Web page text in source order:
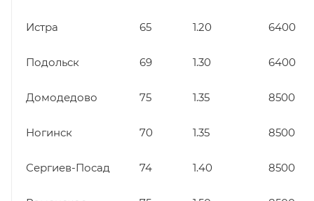
Истра 65 1.20 6400
Подольск 69 1.30 6400
Домодедово 75 1.35 8500
Ногинск 70 1.35 8500
Сергиев-Посад 74 1.40 8500